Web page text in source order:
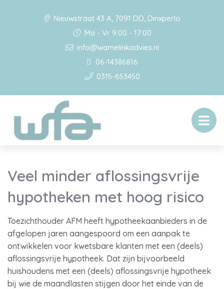
Nieuwstraat 43 A, 7091 DD, Dinxperlo
Ma - Vr 9:00 - 17:00
info@wamelinkadvies.nl
06-14386816
0315-653450
Veel minder aflossingsvrije
hypotheken met hoog risico
Toezichthouder AFM heeft hypotheekaanbieders in de
afgelopen jaren aangespoord om een aanpak te
ontwikkelen voor kwetsbare klanten met een (deels)
aflossingsvrije hypotheek. Dat zijn bijvoorbeeld
huishoudens met een (deels) aflossingsvrije hypotheek
bij wie de maandlasten stijgen door het einde van de